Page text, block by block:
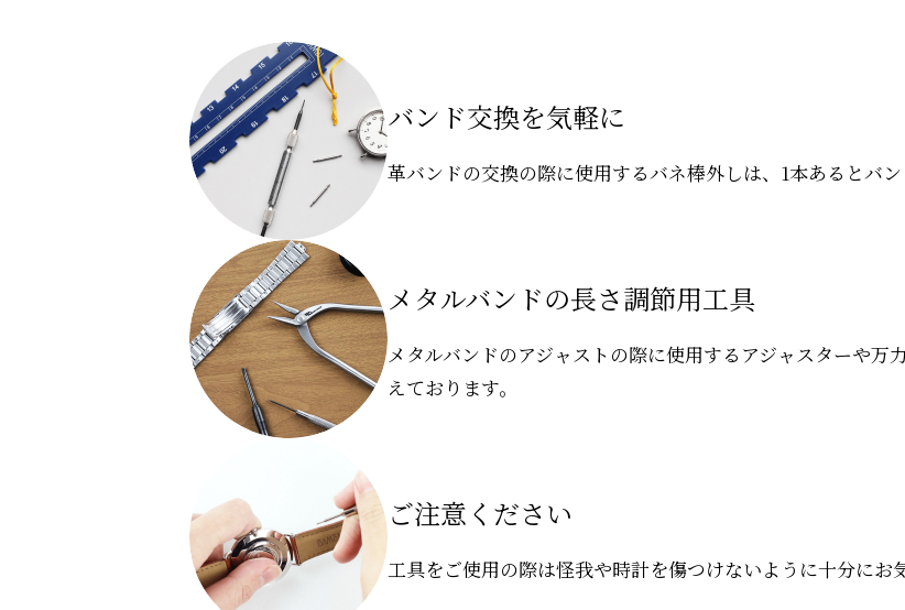
バンド交換を気軽に
革バンドの交換の際に使用するバネ棒外しは、1本あるとバ
メタルバンドの長さ調節用工具
メタルバンドのアジャストの際に使用するアジャスターや
えております。
ご注意ください
工具をご使用の際は怪我や時計を傷つけないように十分にお